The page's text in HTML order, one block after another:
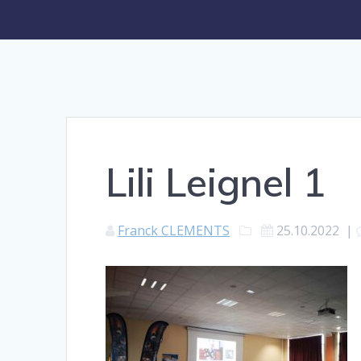
Lili Leignel 1
Franck CLEMENTS 25.10.2022 |